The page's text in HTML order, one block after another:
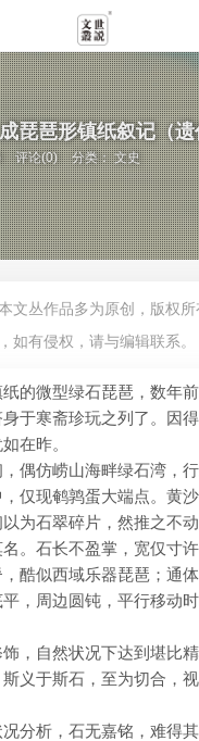
琵琶形镇纸叙记（遗
评论(0) 分类：文史
文丛作品多为原创，版权
如有侵权，请与编辑联系。
的微型绿石琵琶，数年
于寒斋珍玩之列了。因
在昨。
，偶仿崂山海畔绿石湾，
仅现鹌鹑蛋大端点。黄
以为石翠碎片，然推之不
。石长不盈掌，宽仅寸
酷似西域乐器琵琶；通
，周边圆钝，平行移动
，自然状况下达到堪比
义于斯石，至为切合，
分析，石无嘉铭，难得